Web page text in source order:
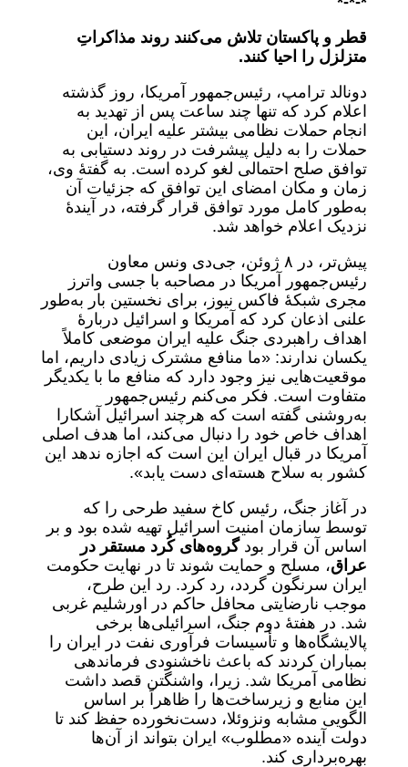
قطر و پاکستان تلاش می‌کنند روند مذاکراتِ
متزلزل را احیا کنند.
دونالد ترامپ، رئیس‌جمهور آمریکا، روز گذشته
اعلام کرد که تنها چند ساعت پس از تهدید به
انجام حملات نظامی بیشتر علیه ایران، این
حملات را به دلیل پیشرفت در روند دستیابی به
توافق صلح احتمالی لغو کرده است. به گفتۀ وی،
زمان و مکان امضای این توافق که جزئیات آن
به‌طور کامل مورد توافق قرار گرفته، در آیندۀ
نزدیک اعلام خواهد شد.
پیش‌تر، در ۸ ژوئن، جی‌دی ونس معاون
رئیس‌جمهور آمریکا در مصاحبه با جسی واترز
مجری شبکۀ فاکس نیوز، برای نخستین بار به‌طور
علنی اذعان کرد که آمریکا و اسرائیل دربارۀ
اهداف راهبردی جنگ علیه ایران موضعی کاملاً
یکسان ندارند: «ما منافع مشترک زیادی داریم، اما
موقعیت‌هایی نیز وجود دارد که منافع ما با یکدیگر
متفاوت است. فکر می‌کنم رئیس‌جمهور
به‌روشنی گفته است که هرچند اسرائیل آشکارا
اهداف خاص خود را دنبال می‌کند، اما هدف اصلی
آمریکا در قبال ایران این است که اجازه ندهد این
کشور به سلاح هسته‌ای دست یابد».
در آغاز جنگ، رئیس کاخ سفید طرحی را که
توسط سازمان امنیت اسرائیل تهیه شده بود و بر
اساس آن قرار بودگروه‌های کُرد مستقر در
عراق، مسلح و حمایت شوند تا در نهایت حکومت
ایران سرنگون گردد، رد کرد. رد این طرح،
موجب نارضایتی محافل حاکم در اورشلیم غربی
شد. در هفتۀ دوم جنگ، اسرائیلی‌ها برخی
پالایشگاه‌ها و تأسیسات فرآوری نفت در ایران را
بمباران کردند که باعث ناخشنودی فرماندهی
نظامی آمریکا شد. زیرا، واشنگتن قصد داشت
این منابع و زیرساخت‌ها را ظاهراً بر اساس
الگویی مشابه ونزوئلا، دست‌نخورده حفظ کند تا
دولت آینده «مطلوب» ایران بتواند از آن‌ها
بهره‌برداری کند.